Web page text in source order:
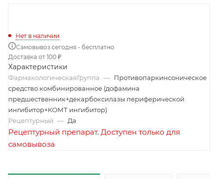
Нет в наличии
Самовывоз сегодня - бесплатно
Доставка от 100 ₽
Характеристики
ФармакологическаяГруппа — Противопаркинсоническое
средство комбинированное (дофамина
предшественник+декарбоксилазы периферической
ингибитор+КОМТ ингибитор)
Рецептурный — Да
Рецептурный препарат. Доступен только для
самовывоза